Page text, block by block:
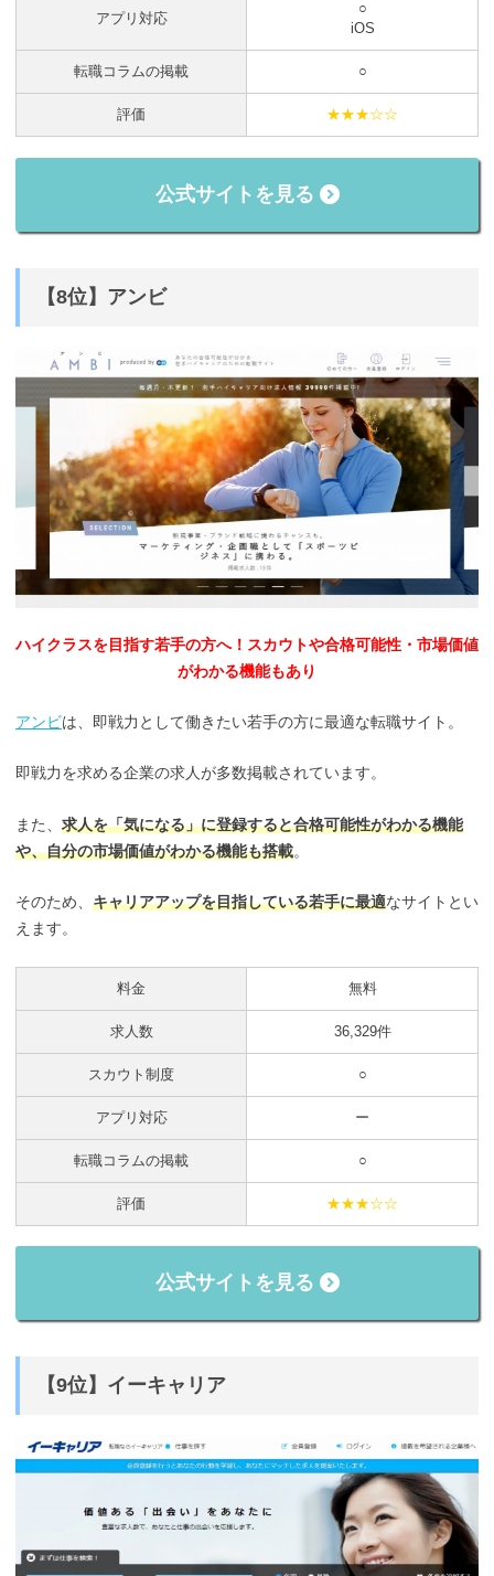
アプリ対応
○
iOS
転職コラムの掲載 ○
評価 ★★★☆☆
公式サイトを見る
【8位】アンビ
ハイクラスを目指す若手の方へ！スカウトや合格可能性・市場価値
がわかる機能もあり
アンビは、即戦力として働きたい若手の方に最適な転職サイト。
即戦力を求める企業の求人が多数掲載されています。
また、 求人を「気になる」に登録すると合格可能性がわかる機能
や、自分の市場価値がわかる機能も搭載。
そのため、 キャリアアップを目指している若手に最適なサイトとい
えます。
料金 無料
求人数 36,329件
スカウト制度 ○
アプリ対応 ー
転職コラムの掲載 ○
評価 ★★★☆☆
公式サイトを見る
【9位】イーキャリア